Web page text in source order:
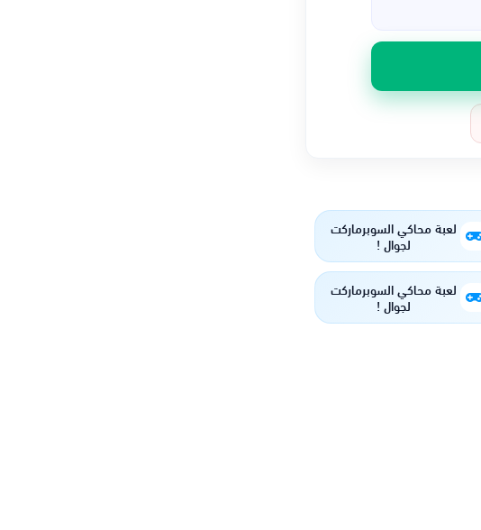
لعبة محاكي السوبرماركت
لجوال !
لعبة محاكي السوبرماركت
لجوال !